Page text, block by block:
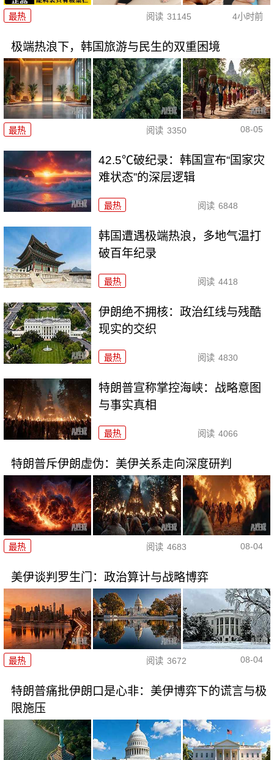
最热 阅读 31145 4小时前
极端热浪下，韩国旅游与民生的双重困境
最热 阅读 3350 08-05
42.5℃破纪录：韩国宣布“国家灾
难状态”的深层逻辑
最热 阅读 6848
韩国遭遇极端热浪，多地气温打
破百年纪录
最热 阅读 4418
伊朗绝不拥核：政治红线与残酷
现实的交织
最热 阅读 4830
特朗普宣称掌控海峡：战略意图
与事实真相
最热 阅读 4066
特朗普斥伊朗虚伪：美伊关系走向深度研判
最热 阅读 4683 08-04
美伊谈判罗生门：政治算计与战略博弈
最热 阅读 3672 08-04
特朗普痛批伊朗口是心非：美伊博弈下的谎言与极
限施压